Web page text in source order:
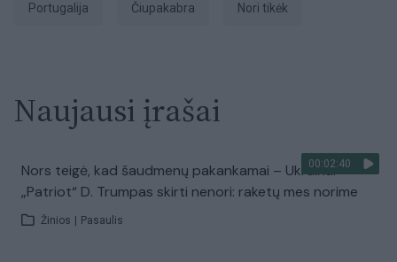
Portugalija Čiupakabra Nori tikėk
Naujausi įrašai
00:02:40
Nors teigė, kad šaudmenų pakankamai – Ukrainai
„Patriot“ D. Trumpas skirti nenori: raketų mes norime
Žinios Pasaulis